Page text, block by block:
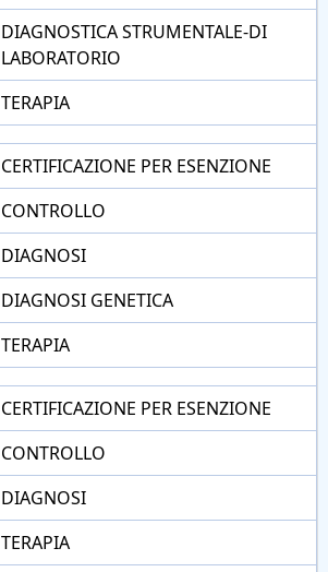
DIAGNOSTICA STRUMENTALE-DI
LABORATORIO
TERAPIA
CERTIFICAZIONE PER ESENZIONE
CONTROLLO
DIAGNOSI
DIAGNOSI GENETICA
TERAPIA
CERTIFICAZIONE PER ESENZIONE
CONTROLLO
DIAGNOSI
TERAPIA